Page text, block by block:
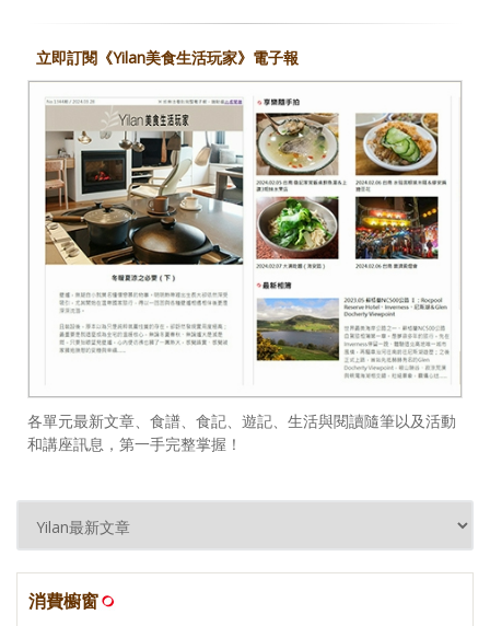
立即訂閱《Yilan美食生活玩家》電子報
各單元最新文章、食譜、食記、遊記、生活與閱讀隨筆以及活動
和講座訊息，第一手完整掌握！
消費櫥窗